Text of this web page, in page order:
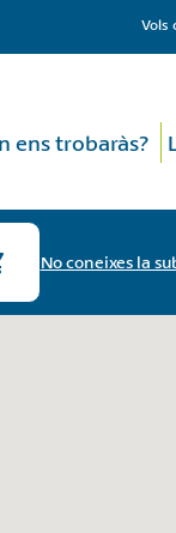
Vols
ens trobaràs?
No coneixes la